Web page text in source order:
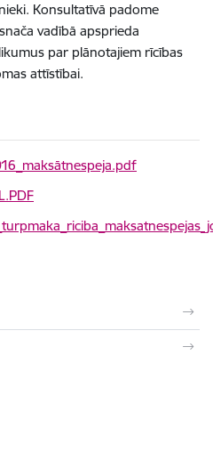
Konsultatīvā padome
vadībā apsprieda
par plānotajiem rīcības
attīstībai.